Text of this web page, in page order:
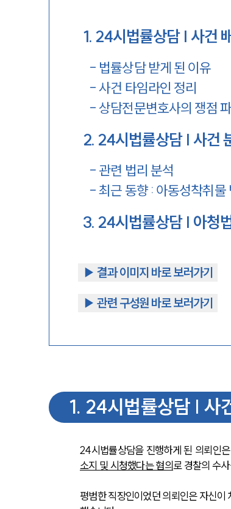
1. 24시법률상담 | 사건
- 법률상담 받게 된 이유
-사건 타임라인 정리
- 상담전문변호사의 쟁점
2. 24시법률상담 | 사건
- 관련 법리 분석
-최근 동향 : 아동성착취
3. 24시법률상담 | 아청
▶︎ 결과 이미지 바로 보러가기
▶︎ 관련 구성원 바로 보러가기
1. 24시법률상담 | 사
24시법률상담을 진행하게 된 의뢰인은
소지 및 시청했다는 혐의로 경찰의 수
평범한 직장인이었던 의뢰인은 자신이